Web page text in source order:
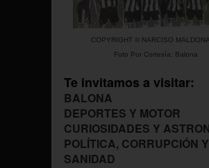
COPYRIGHT © NARCISO
Foto Por Cortesía: Balona
Te invitamos a visitar:
BALONA
DEPORTES Y MOTOR
CURIOSIDADES Y
POLÍTICA, CORRUPCIÓN Y
SANIDAD